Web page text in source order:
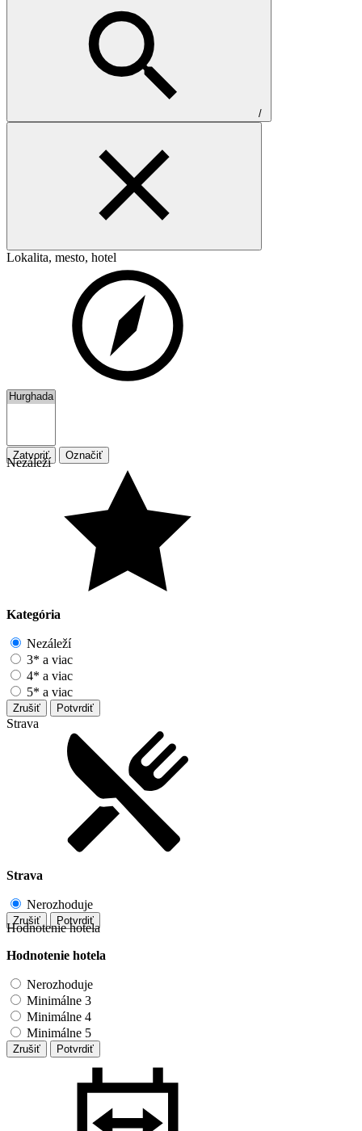
/
Lokalita, mesto, hotel
Zatvoriť Označiť
Nezáleží
Kategória
Nezáleží
3* a viac
4* a viac
5* a viac
Zrušiť Potvrdiť
Strava
Strava
Nerozhoduje
Zrušiť Potvrdiť
Hodnotenie hotela
Hodnotenie hotela
Nerozhoduje
Minimálne 3
Minimálne 4
Minimálne 5
Zrušiť Potvrdiť